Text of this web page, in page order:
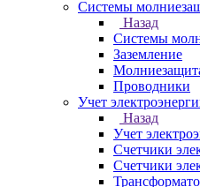
Системы
Назад
Системы
Заземление
Проводники
Учет
Назад
Учет
Счетчики
Счетчики